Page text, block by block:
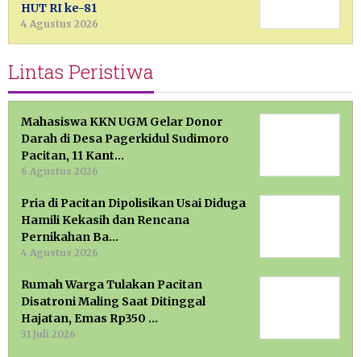
HUT RI ke-81
4 Agustus 2026
Lintas Peristiwa
Mahasiswa KKN UGM Gelar Donor
Darah di Desa Pagerkidul Sudimoro
Pacitan, 11 Kant…
6 Agustus 2026
Pria di Pacitan Dipolisikan Usai Diduga
Hamili Kekasih dan Rencana
Pernikahan Ba…
4 Agustus 2026
Rumah Warga Tulakan Pacitan
Disatroni Maling Saat Ditinggal
Hajatan, Emas Rp350 …
31 Juli 2026